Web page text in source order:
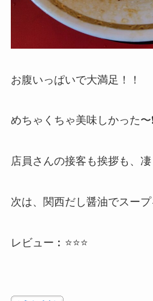
お腹いっぱいで大満足！！
めちゃくちゃ美味しかった〜
店員さんの接客も挨拶も、
次は、関西だし醤油でスー
レビュー︰⭐⭐⭐